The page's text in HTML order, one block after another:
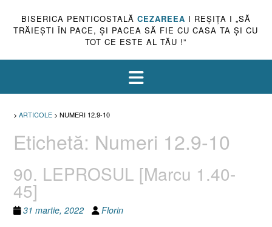
BISERICA PENTICOSTALĂ CEZAREEA I REŞIŢA I „SĂ
TRĂIEŞTI ÎN PACE, ŞI PACEA SĂ FIE CU CASA TA ŞI CU
TOT CE ESTE AL TĂU !”
> ARTICOLE > NUMERI 12.9-10
Etichetă: Numeri 12.9-10
90. LEPROSUL [Marcu 1.40-
45]
31 martie, 2022 Florin